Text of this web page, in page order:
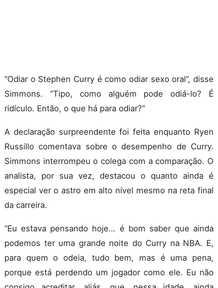
“Odiar o Stephen Curry é como odiar sexo oral”, disse
Simmons. “Tipo, como alguém pode odiá-lo? É
ridículo. Então, o que há para odiar?”
A declaração surpreendente foi feita enquanto Ryen
Russillo comentava sobre o desempenho de Curry.
Simmons interrompeu o colega com a comparação. O
analista, por sua vez, destacou o quanto ainda é
especial ver o astro em alto nível mesmo na reta final
da carreira.
“Eu estava pensando hoje… é bom saber que ainda
podemos ter uma grande noite do Curry na NBA. E,
para quem o odeia, tudo bem, mas é uma pena,
porque está perdendo um jogador como ele. Eu não